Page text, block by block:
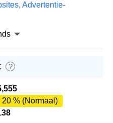
, Advertentie-
?
20 % (Normaal)